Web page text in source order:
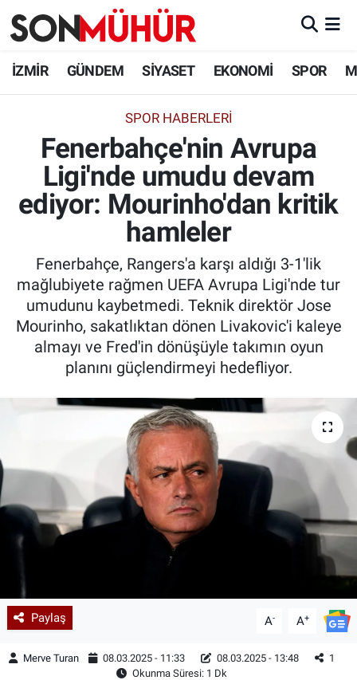
İZMİR GÜNDEM SİYASET EKONOMİ SPOR
SPOR HABERLERI
Fenerbahçe'nin Avrupa
Ligi'nde umudu devam
ediyor: Mourinho'dan kritik
hamleler
Fenerbahçe, Rangers'a karşı aldığı 3-1'lik
mağlubiyete rağmen UEFA Avrupa Ligi'nde tur
umudunu kaybetmedi. Teknik direktör Jose
Mourinho, sakatlıktan dönen Livakovic'i kaleye
almayı ve Fred'in dönüşüyle takımın oyun
planını güçlendirmeyi hedefliyor.
Paylaş A- A+
Merve Turan 08.03.2025 - 11:33 08.03.2025 - 13:48
1
Okunma Süresi: 1 Dk
İzmir Nöbetçi Eczaneler
İzmir Namaz Vakitleri
İzmir Trafik Yoğunluk Haritası
Süper Lig Puan Durumu ve Fikstür
Tüm Manşetler
Son Dakika Haberleri
Haber Arşivi